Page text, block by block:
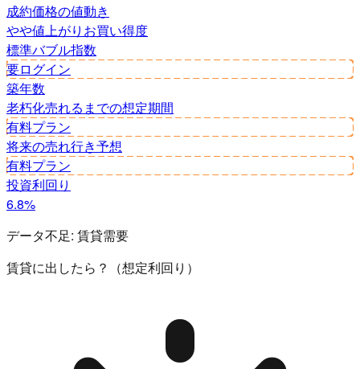
成約価格の値動き
やや値上がり お買い得度
標準バブル指数
要ログイン
築年数
老朽化売れるまでの想定期間
有料プラン
将来の売れ行き予想
有料プラン
投資利回り
6.8%
データ不足: 賃貸需要
賃貸に出したら？（想定利回り）